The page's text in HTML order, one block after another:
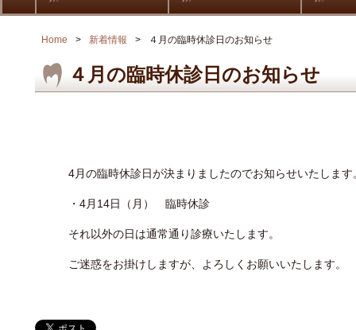
Home 新着情報 ４月の臨時休診日のお知らせ
４月の臨時休診日のお知らせ
4月の臨時休診日が決まりましたのでお知らせいたします
・4月14日（月） 臨時休診
それ以外の日は通常通り診療いたします。
ご迷惑をお掛けしますが、よろしくお願いいたします。